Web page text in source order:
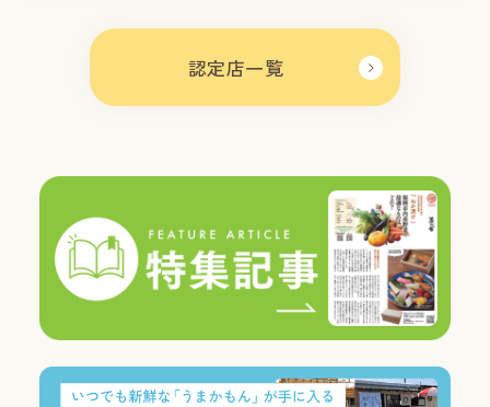
認定店一覧